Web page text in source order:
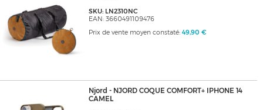
SKU: LN2310NC
EAN: 3660491109476
Prix de vente moyen constaté: 49,90 €
Njord - NJORD COQUE COMFORT+ IPHONE 14
CAMEL